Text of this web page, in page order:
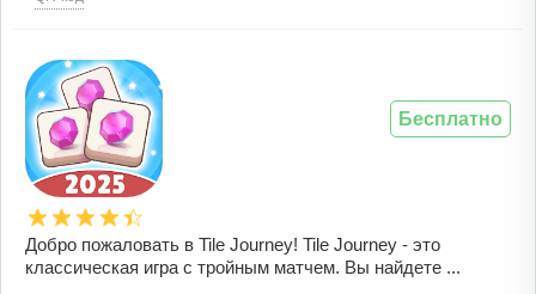
Добро пожаловать в Tile Journey! Tile Journey - это
классическая игра с тройным матчем. Вы найдете ...
Бесплатно